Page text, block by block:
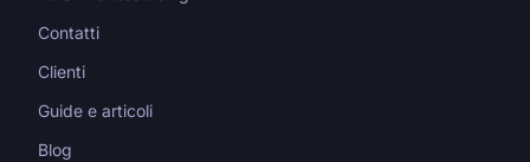
Contatti
Clienti
Guide e articoli
Blog